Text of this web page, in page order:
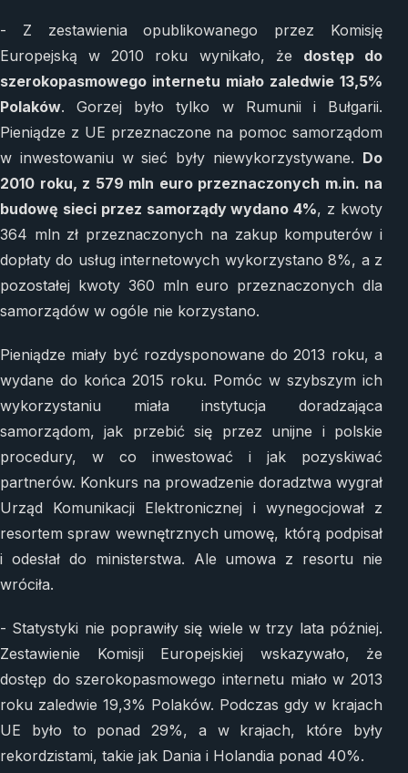
- Z zestawienia opublikowanego przez Komisję
Europejską w 2010 roku wynikało, że dostęp do
szerokopasmowego internetu miało zaledwie 13,5%
Polaków. Gorzej było tylko w Rumunii i Bułgarii.
Pieniądze z UE przeznaczone na pomoc samorządom
w inwestowaniu w sieć były niewykorzystywane. Do
2010 roku, z 579 mln euro przeznaczonych m.in. na
budowę sieci przez samorządy wydano 4%, z kwoty
364 mln zł przeznaczonych na zakup komputerów i
dopłaty do usług internetowych wykorzystano 8%, a z
pozostałej kwoty 360 mln euro przeznaczonych dla
samorządów w ogóle nie korzystano.
Pieniądze miały być rozdysponowane do 2013 roku, a
wydane do końca 2015 roku. Pomóc w szybszym ich
wykorzystaniu miała instytucja doradzająca
samorządom, jak przebić się przez unijne i polskie
procedury, w co inwestować i jak pozyskiwać
partnerów. Konkurs na prowadzenie doradztwa wygrał
Urząd Komunikacji Elektronicznej i wynegocjował z
resortem spraw wewnętrznych umowę, którą podpisał
i odesłał do ministerstwa. Ale umowa z resortu nie
wróciła.
- Statystyki nie poprawiły się wiele w trzy lata później.
Zestawienie Komisji Europejskiej wskazywało, że
dostęp do szerokopasmowego internetu miało w 2013
roku zaledwie 19,3% Polaków. Podczas gdy w krajach
UE było to ponad 29%, a w krajach, które były
rekordzistami, takie jak Dania i Holandia ponad 40%.